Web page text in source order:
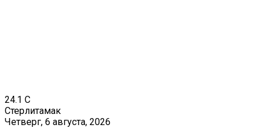
24.1 C
Стерлитамак
Четверг, 6 августа, 2026